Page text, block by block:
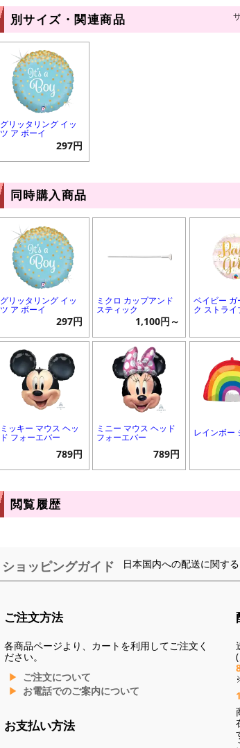
別サイズ・関連商品
グリッタリング イッ
ツ ア ボーイ
297円
同時購入商品
グリッタリング イッ
ツ ア ボーイ
297円
ミクロ カップアンド
スティック
1,100円～
ベイビー ガ
ク ストライ
ミッキー マウス ヘッ
ド フォーエバー
789円
ミニー マウス ヘッド
フォーエバー
789円
レインボー
閲覧履歴
ショッピングガイド 日本国内への配送に関す
ご注文方法
各商品ページより、カートを利用してご注文く
ださい。
ご注文について
お電話でのご案内について
お支払い方法
(